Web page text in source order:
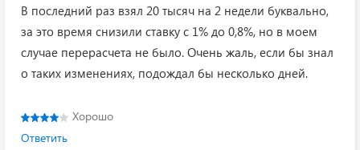
В последний раз взял 20 тысяч на 2 недели буквально,
за это время снизили ставку с 1% до 0,8%, но в моем
случае перерасчета не было. Очень жаль, если бы знал
о таких изменениях, подождал бы несколько дней.
Хорошо
Ответить